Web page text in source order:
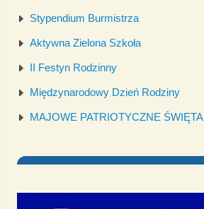
Stypendium Burmistrza
Aktywna Zielona Szkoła
II Festyn Rodzinny
Międzynarodowy Dzień Rodziny
MAJOWE PATRIOTYCZNE ŚWIĘTA